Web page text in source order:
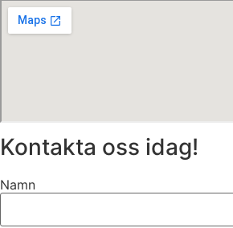
Kontakta oss idag!
Namn